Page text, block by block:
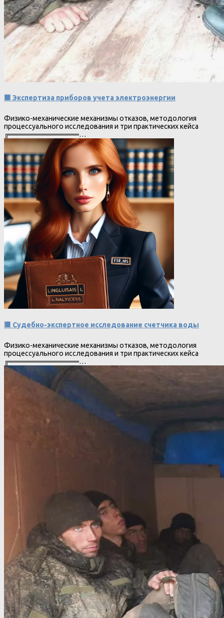
🟩 Экспертиза приборов учета электроэнергии
Физико-механические механизмы отказов, методология
процессуального исследования и три практических кейса
╔══════════════…
🟥 Судебно-экспертное исследование счетчика воды
Физико-механические механизмы отказов, методология
процессуального исследования и три практических кейса
╔══════════════…